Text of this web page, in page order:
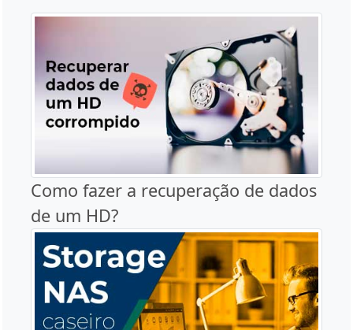
Como fazer a recuperação de dados
de um HD?